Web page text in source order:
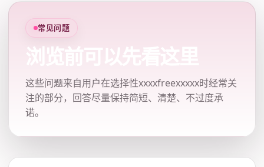
常见问题
浏览前可以先看这里
这些问题来自用户在选择性xxxxfreexxxxx时经常关
注的部分，回答尽量保持简短、清楚、不过度承
诺。